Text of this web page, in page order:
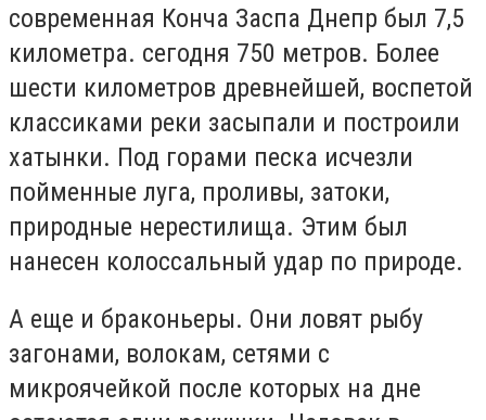
современная Конча Заспа Днепр был 7,5
километра. сегодня 750 метров. Более
шести километров древнейшей, воспетой
классиками реки засыпали и построили
хатынки. Под горами песка исчезли
пойменные луга, проливы, затоки,
природные нерестилища. Этим был
нанесен колоссальный удар по природе.
А еще и браконьеры. Они ловят рыбу
загонами, волокам, сетями с
микроячейкой после которых на дне